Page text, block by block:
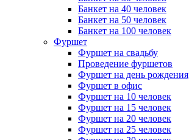
Банкет на 40 человек
Банкет на 50 человек
Банкет на 100 человек
Фуршет
Фуршет на свадьбу
Проведение фуршетов
Фуршет на день рождения
Фуршет в офис
Фуршет на 10 человек
Фуршет на 15 человек
Фуршет на 20 человек
Фуршет на 25 человек